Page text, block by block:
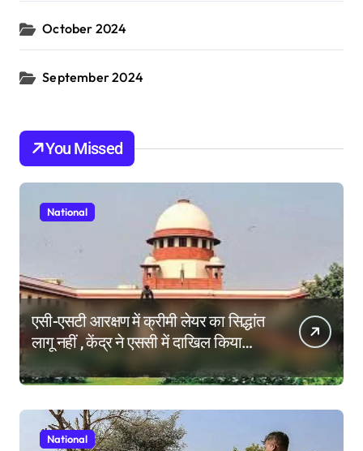
October 2024
September 2024
You Missed
National
एसी-एसटी आरक्षण में क्रीमी लेयर का सिद्धांत
लागू नहीं , केंद्र ने एससी में दाखिल किया
हलफनामा; याचिकाएं खारिज करने की मांग
National